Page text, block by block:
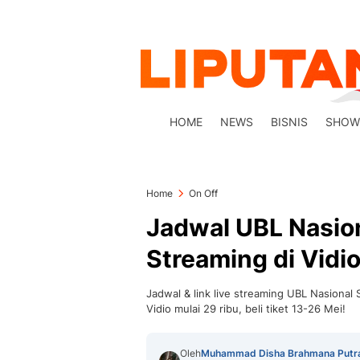
HOME NEWS BISNIS
Home On Off
Jadwal UBL
Streaming di
Jadwal & link live streaming UBL Nasional
Vidio mulai 29 ribu, beli tiket 13-26 Mei!
OlehMuhammad Disha Brahmana